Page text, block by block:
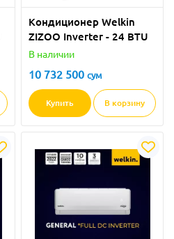
Кондиционер Welkin
ZIZOO Inverter - 24 BTU
В наличии
10 732 500 сум
Купить В корзину